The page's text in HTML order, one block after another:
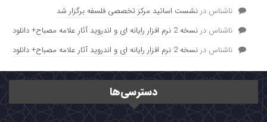
ناشناس در نشست اساتید مرکز تخصصی فلسفه برگزار شد
ناشناس در نسخه 2 نرم افزار رایانه ای و اندروید آثار علامه مصباح+ دانلود
ناشناس در نسخه 2 نرم افزار رایانه ای و اندروید آثار علامه مصباح+ دانلود
دسترسی‌ها